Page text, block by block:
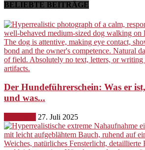
BELIEBTE BEITRÄGE
Der Hundeführerschein: Was er
und was...
27. Juli 2025